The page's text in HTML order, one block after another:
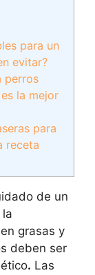
para un
evitar?
perros
la mejor
para
receta
de un
grasas y
deben ser
. Las